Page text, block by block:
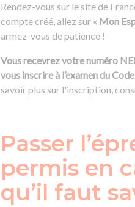
Rendez-vous sur le site de
compte créé, allez sur « Mon
armez-vous de patience !
Vous recevrez votre numéro
vous inscrire à l’examen du
savoir plus sur l'inscription,
Passer
permis en
qu’il faut